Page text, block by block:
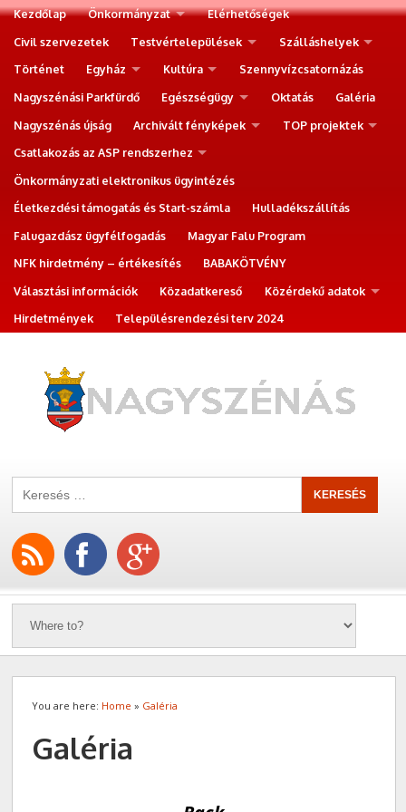
Kezdőlap Önkormányzat
Elérhetőségek
Civil szervezetek
Testvértelepülések
Szálláshelyek
Történet
Egyház Kultúra
Szennyvízcsatornázás
Nagyszénási Parkfürdő
Egészségügy Oktatás
Galéria
Nagyszénás újság
Archivált fényképek
TOP projektek
Csatlakozás az ASP rendszerhez
Önkormányzati elektronikus ügyintézés
Életkezdési támogatás és Start-számla
Hulladékszállítás
Falugazdász ügyfélfogadás
Magyar Falu Program
NFK hirdetmény – értékesítés
BABAKÖTVÉNY
Választási információk
Közadatkereső
Közérdekű adatok
Hirdetmények
Településrendezési terv 2024
You are here: Home » Galéria
Galéria